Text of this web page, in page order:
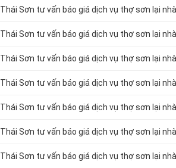
Thái Sơn tư vấn báo giá dịch vụ thợ sơn lại
Thái Sơn tư vấn báo giá dịch vụ thợ sơn lại
Thái Sơn tư vấn báo giá dịch vụ thợ sơn lại
Thái Sơn tư vấn báo giá dịch vụ thợ sơn lại
Thái Sơn tư vấn báo giá dịch vụ thợ sơn lại
Thái Sơn tư vấn báo giá dịch vụ thợ sơn lại
Thái Sơn tư vấn báo giá dịch vụ thợ sơn lại